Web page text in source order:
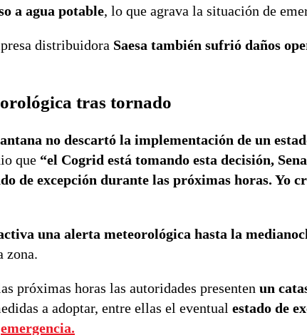
a agua potable, lo que agrava la situación de
distribuidora Saesa también sufrió daños
tras tornado
no descartó la implementación de un
que “el Cogrid está tomando esta decisión,
de excepción durante las próximas horas. Yo
una alerta meteorológica hasta la
zona.
próximas horas las autoridades presenten un
a adoptar, entre ellas el eventual estado de
emergencia.